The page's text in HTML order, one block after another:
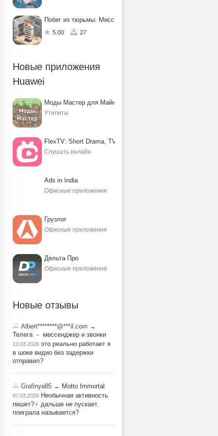
Побег из тюрьмы: Миссия по спасению
5.00 27
Новые приложения
Huawei
Моды Мастер для Майнкрафт ПЕ
Утилиты
FlexTV: Short Drama, TV, Reels
Слушать онлайн
Ads in India
Офисные приложения
Грузлог
Офисные приложения
Дельта Про
Офисные приложения
Новые отзывы
Albert********@***il.com →
Телега － мессенджер и звонки
13.03.2026 это реально работает я
в шоке видио без задержки
отправил?
Grafinya85 → Motto Immortal
07.03.2026 Необычная активность
пишет?‍♀️ дальше не пускает.
поиграла называется?